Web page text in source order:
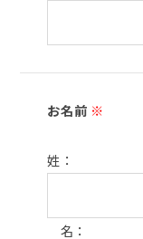
お名前 ※
姓：
名：